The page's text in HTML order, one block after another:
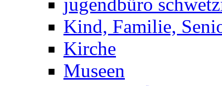
Kind, Familie,
Kirche
Museen